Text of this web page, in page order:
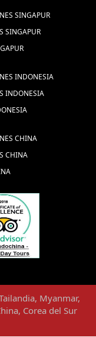
SINGAPUR
SINGAPUR
INDONESIA
INDONESIA
CHINA
CHINA
, Myanmar,
, Corea del Sur